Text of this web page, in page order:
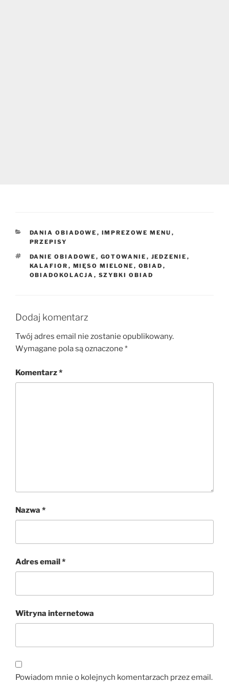
KATEGORIE
DANIA OBIADOWE , IMPREZOWE MENU ,
PRZEPISY
TAGI
DANIE OBIADOWE , GOTOWANIE , JEDZENIE ,
KALAFIOR , MIĘSO MIELONE , OBIAD ,
OBIADOKOLACJA , SZYBKI OBIAD
Dodaj komentarz
Twój adres email nie zostanie opublikowany.
Wymagane pola są oznaczone *
Komentarz*
Nazwa *
Adres email*
Witryna internetowa
Powiadom mnie o kolejnych komentarzach przez email.